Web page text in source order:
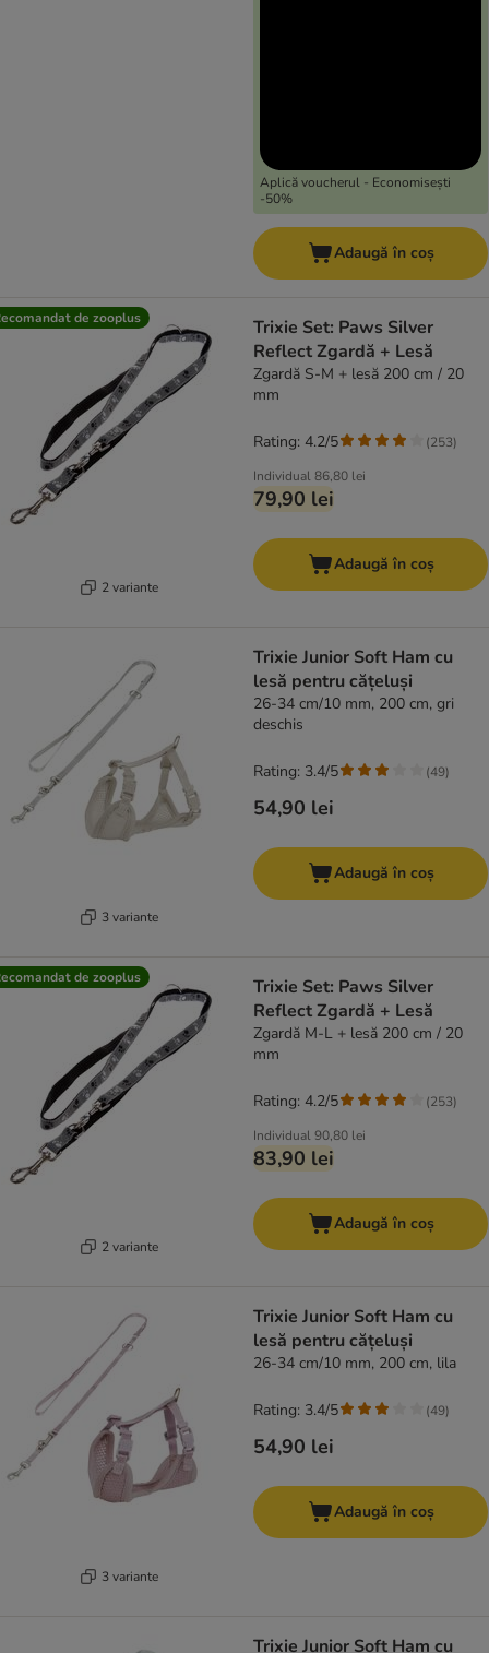
Aplică voucherul - Economisești
-50%
Adaugă în coș
de zooplus
2 variante
Trixie Set: Paws Silver
Reflect Zgardă + Lesă
Zgardă S-M + lesă 200 cm / 20
mm
Individual86,80 lei
79,90 lei
Rating: 4.2/5 (253)
Adaugă în coș
3 variante
Trixie Junior Soft Ham cu
lesă pentru cățeluși
26-34 cm/10 mm, 200 cm, gri
deschis
54,90 lei
Rating: 3.4/5 (49)
Adaugă în coș
de zooplus
2 variante
Trixie Set: Paws Silver
Reflect Zgardă + Lesă
Zgardă M-L + lesă 200 cm / 20
mm
Individual90,80 lei
83,90 lei
Rating: 4.2/5 (253)
Adaugă în coș
3 variante
Trixie Junior Soft Ham cu
lesă pentru cățeluși
26-34 cm/10 mm, 200 cm, lila
54,90 lei
Rating: 3.4/5 (49)
Adaugă în coș
Trixie Junior Soft Ham cu